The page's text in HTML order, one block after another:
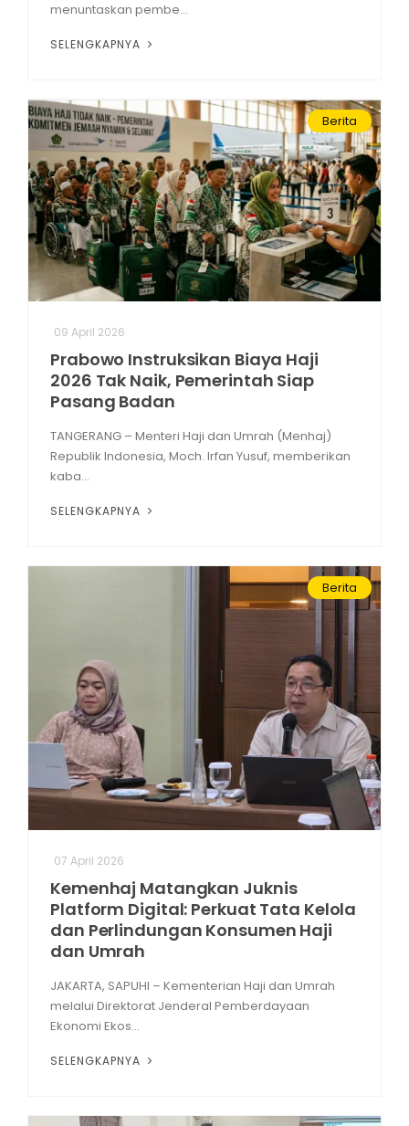
menuntaskan pembe...
SELENGKAPNYA
Berita
09 April 2026
Prabowo Instruksikan Biaya Haji
2026 Tak Naik, Pemerintah Siap
Pasang Badan
TANGERANG – Menteri Haji dan Umrah (Menhaj)
Republik Indonesia, Moch. Irfan Yusuf, memberikan
kaba...
SELENGKAPNYA
Berita
07 April 2026
Kemenhaj Matangkan Juknis
Platform Digital: Perkuat Tata Kelola
dan Perlindungan Konsumen Haji
dan Umrah
JAKARTA, SAPUHI – Kementerian Haji dan Umrah
melalui Direktorat Jenderal Pemberdayaan
Ekonomi Ekos...
SELENGKAPNYA